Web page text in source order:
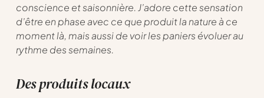
conscience et saisonnière. J’adore cette sensation
d’être en phase avec ce que produit la nature à ce
moment là, mais aussi de voir les paniers évoluer au
rythme des semaines.
Des produits locaux